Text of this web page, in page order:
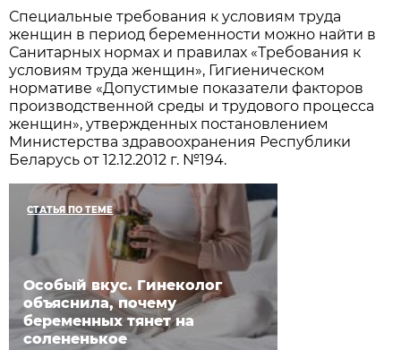
Специальные требования к условиям труда
женщин в период беременности можно найти в
Санитарных нормах и правилах «Требования к
условиям труда женщин», Гигиеническом
нормативе «Допустимые показатели факторов
производственной среды и трудового процесса
женщин», утвержденных постановлением
Министерства здравоохранения Республики
Беларусь от 12.12.2012 г. №194.
СТАТЬЯ ПО ТЕМЕ
Особый вкус. Гинеколог
объяснила, почему
беременных тянет на
солененькое